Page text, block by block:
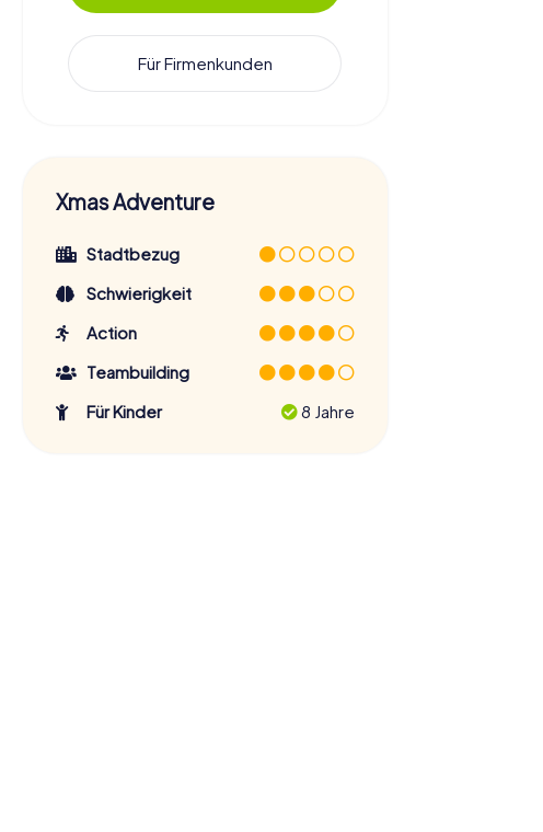
Für Firmenkunden
Xmas Adventure
Stadtbezug
Schwierigkeit
Action
Teambuilding
Für Kinder
8 Jahre